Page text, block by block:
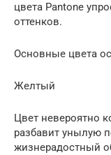
цвета Pantone
оттенков.
Основные цвета
Желтый
Цвет невероятно
разбавит унылую
жизнерадостный